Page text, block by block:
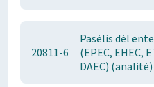
20811-6
Pasėlis dėl
(EPEC, EHEC,
DAEC) (analitė)